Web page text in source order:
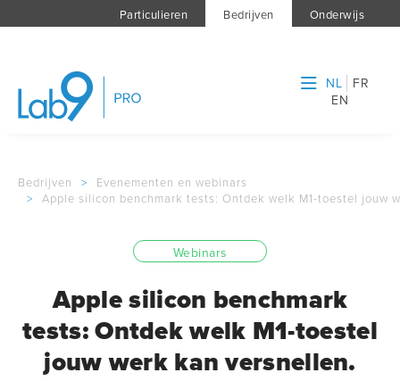
Particulieren Bedrijven Onderwijs
NL
FR
EN
Bedrijven >
Evenementen en webinars
>
Apple silicon benchmark tests: Ontdek welk M1-toestel jouw
Webinars
Apple silicon benchmark
tests: Ontdek welk M1-toestel
jouw werk kan versnellen.